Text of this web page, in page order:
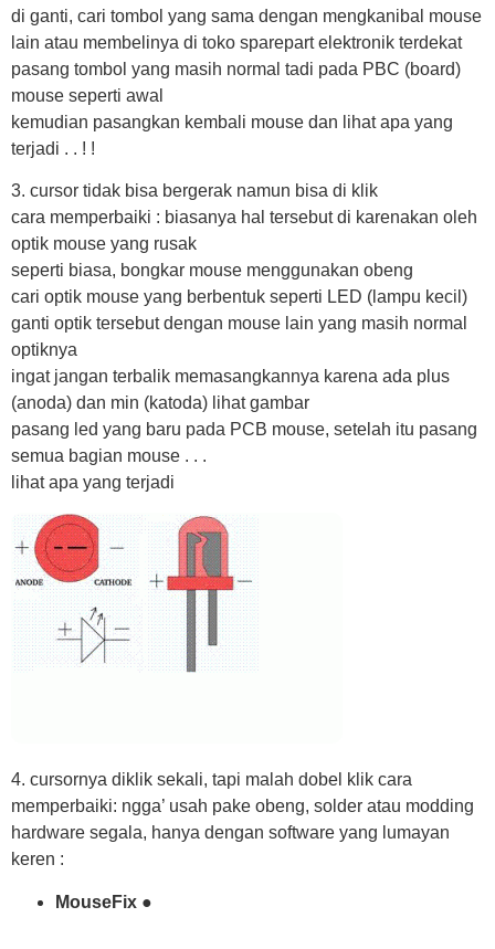
di ganti, cari tombol yang sama dengan mengkanibal mouse
lain atau membelinya di toko sparepart elektronik terdekat
pasang tombol yang masih normal tadi pada PBC (board)
mouse seperti awal
kemudian pasangkan kembali mouse dan lihat apa yang
terjadi . . ! !
3. cursor tidak bisa bergerak namun bisa di klik
cara memperbaiki : biasanya hal tersebut di karenakan oleh
optik mouse yang rusak
seperti biasa, bongkar mouse menggunakan obeng
cari optik mouse yang berbentuk seperti LED (lampu kecil)
ganti optik tersebut dengan mouse lain yang masih normal
optiknya
ingat jangan terbalik memasangkannya karena ada plus
(anoda) dan min (katoda) lihat gambar
pasang led yang baru pada PCB mouse, setelah itu pasang
semua bagian mouse . . .
lihat apa yang terjadi
4. cursornya diklik sekali, tapi malah dobel klik cara
memperbaiki: ngga’ usah pake obeng, solder atau modding
hardware segala, hanya dengan software yang lumayan
keren :
MouseFix ●